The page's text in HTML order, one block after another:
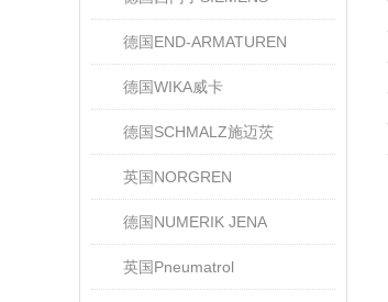
德国END-ARMATUREN
德国WIKA威卡
德国SCHMALZ施迈茨
英国NORGREN
德国NUMERIK JENA
英国Pneumatrol